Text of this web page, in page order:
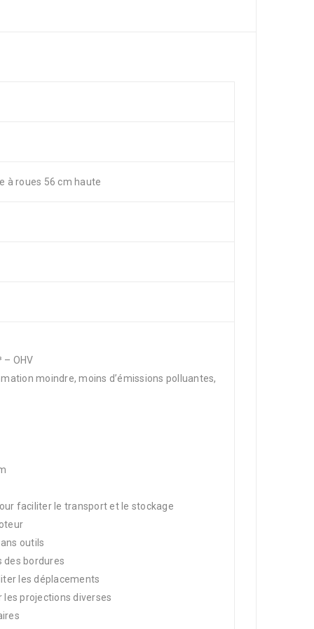
à roues 56 cm haute
– OHV
moindre, moins d’émissions polluantes,
faciliter le transport et le stockage
outils
des bordures
les déplacements
projections diverses